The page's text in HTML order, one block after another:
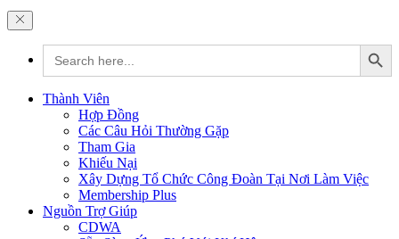
Search
for:
Search Button
Thành Viên
Hợp Đồng
Các Câu Hỏi Thường Gặp
Tham Gia
Khiếu Nại
Xây Dựng Tổ Chức Công Đoàn Tại Nơi Làm Việc
Membership Plus
Nguồn Trợ Giúp
CDWA